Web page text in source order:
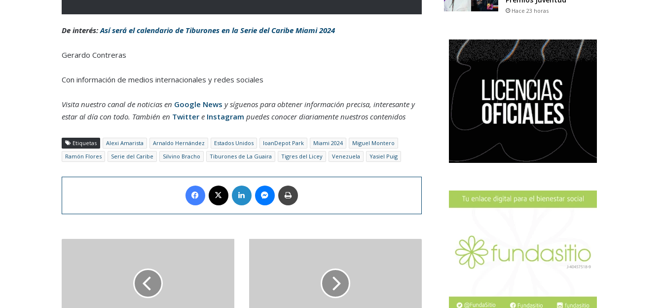
De interés:Así será el calendario de Tiburones en la Serie del Caribe Miami 2024
Gerardo Contreras
Con información de medios internacionales y redes sociales
Visita nuestro canal de noticias en Google News y síguenos para obtener información precisa, interesante y
estar al día con todo. También en Twittere Instagram puedes conocer diariamente nuestros contenidos
Etiquetas Alexi Amarista Arnaldo Hernández Estados Unidos loanDepot Park Miami 2024
Miguel Montero
Ramón Flores
Serie del Caribe Silvino Bracho Tiburones de La Guaira Tigres del Licey Venezuela Yasiel Puig
Facebook LinkedIn Messenger
Hace 23 horas